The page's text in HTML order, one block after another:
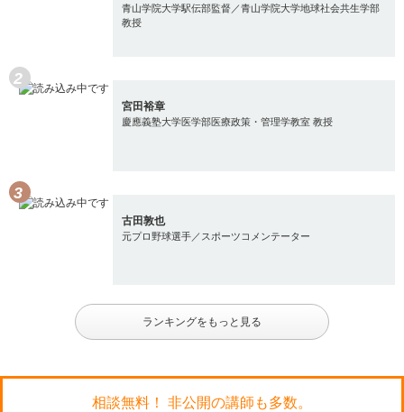
青山学院大学駅伝部監督／青山学院大学地球社会共生学部
教授
宮田裕章
慶應義塾大学医学部医療政策・管理学教室 教授
古田敦也
元プロ野球選手／スポーツコメンテーター
ランキングをもっと見る
相談無料！ 非公開の講師も多数。